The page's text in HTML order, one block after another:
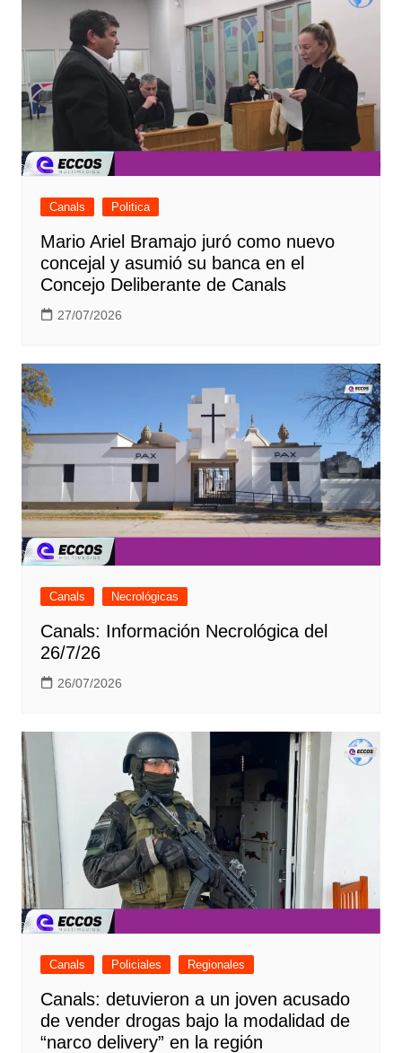
Canals Politica
Mario Ariel Bramajo juró como nuevo
concejal y asumió su banca en el
Concejo Deliberante de Canals
27/07/2026
Canals Necrológicas
Canals: Información Necrológica del
26/7/26
26/07/2026
Canals Policiales Regionales
Canals: detuvieron a un joven acusado
de vender drogas bajo la modalidad de
“narco delivery” en la región